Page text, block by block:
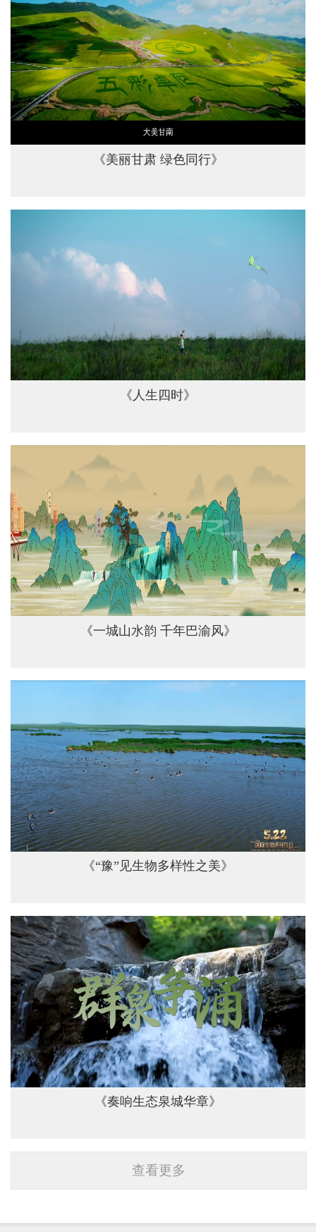
《美丽甘肃 绿色同行》
《人生四时》
《一城山水韵 千年巴渝风》
《“豫”见生物多样性之美》
《奏响生态泉城华章》
查看更多